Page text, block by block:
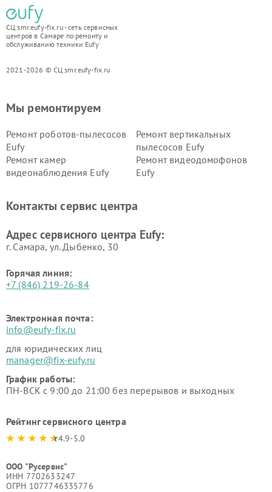
СЦ smr.eufy-fix.ru - сеть сервисных
центров в Самаре по ремонту и
обслуживанию техники Eufy
2021-2026 © СЦ smr.eufy-fix.ru
Мы ремонтируем
Ремонт роботов-пылесосов
Eufy
Ремонт вертикальных
пылесосов Eufy
Ремонт камер
видеонаблюдения Eufy
Ремонт видеодомофонов
Eufy
Контакты сервис центра
Адрес сервисного центра Eufy:
г. Самара, ул. Дыбенко, 30
Горячая линия:
+7 (846) 219-26-84
Электронная почта:
info@eufy-fix.ru
для юридических лиц
manager@fix-eufy.ru
График работы:
ПН-ВСК с 9:00 до 21:00 без перерывов и выходных
Рейтинг сервисного центра
4.9-5.0
ООО "Русервис"
ИНН 7702633247
ОГРН 1077746335776